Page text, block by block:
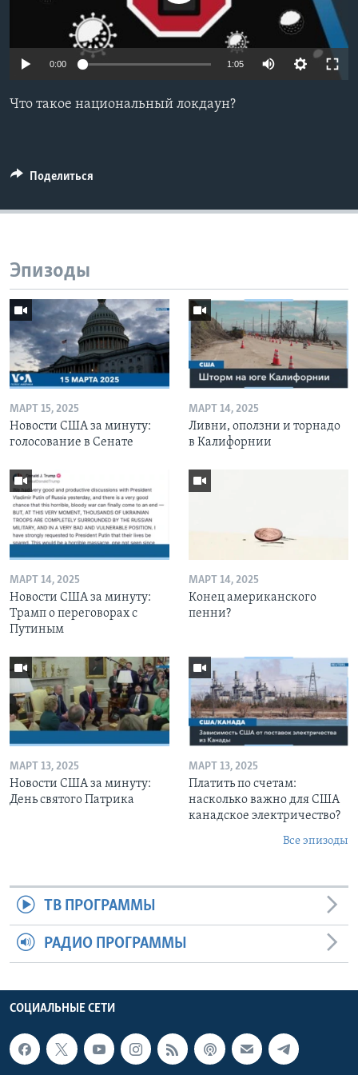
Learning English
СОЦИАЛЬНЫЕ СЕТИ
0:00 1:05
Что такое национальный локдаун?
Поделиться
Эпизоды
МАРТ 15, 2025
Новости США за минуту:
голосование в Сенате
МАРТ 14, 2025
Ливни, оползни и торнадо
в Калифорнии
МАРТ 14, 2025
Новости США за минуту:
Трамп о переговорах с
Путиным
МАРТ 14, 2025
Конец американского
пенни?
МАРТ 13, 2025
Новости США за минуту:
День святого Патрика
МАРТ 13, 2025
Платить по счетам:
насколько важно для США
канадское электричество?
Все эпизоды
ТВ ПРОГРАММЫ
РАДИО ПРОГРАММЫ
СОЦИАЛЬНЫЕ СЕТИ